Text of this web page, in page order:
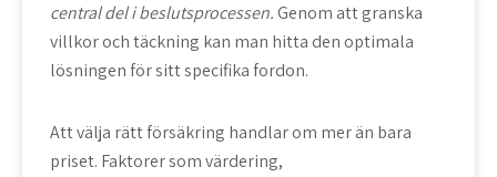
central del i beslutsprocessen.Genom att granska
villkor och täckning kan man hitta den optimala
lösningen för sitt specifika fordon.
Att välja rätt försäkring handlar om mer än bara
priset. Faktorer som värdering,